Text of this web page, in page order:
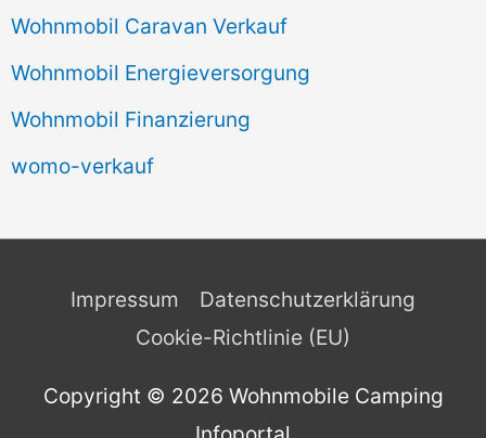
Wohnmobil Caravan Verkauf
Wohnmobil Energieversorgung
Wohnmobil Finanzierung
womo-verkauf
Impressum
Datenschutzerklärung
Cookie-Richtlinie (EU)
Copyright © 2026 Wohnmobile Camping